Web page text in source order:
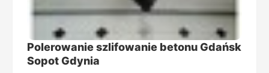
Polerowanie szlifowanie betonu Gdańsk
Sopot Gdynia